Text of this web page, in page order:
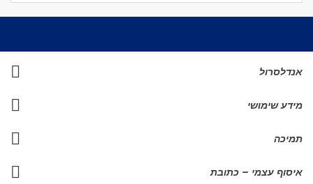
אנדלסרול
מידע שימושי
תמיכה
איסוף עצמי – כתובת